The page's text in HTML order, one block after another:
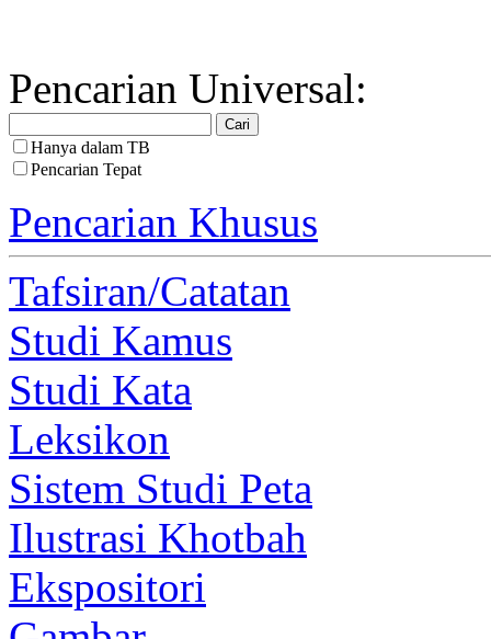
Pencarian Universal:
Hanya dalam TB
Pencarian Tepat
Pencarian Khusus
Tafsiran/Catatan
Studi Kamus
Studi Kata
Leksikon
Sistem Studi Peta
Ilustrasi Khotbah
Ekspositori